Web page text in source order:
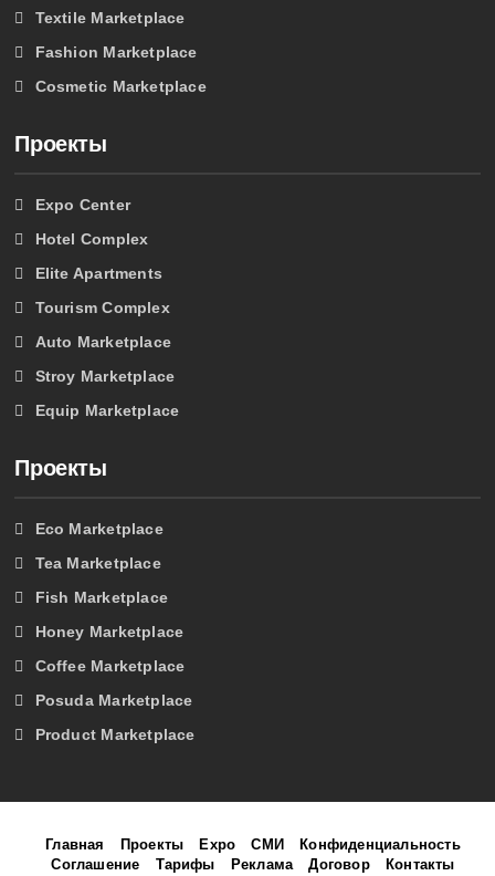
Textile Marketplace
Fashion Marketplace
Cosmetic Marketplace
Проекты
Expo Center
Hotel Complex
Elite Apartments
Tourism Complex
Auto Marketplace
Stroy Marketplace
Equip Marketplace
Проекты
Eco Marketplace
Tea Marketplace
Fish Marketplace
Honey Marketplace
Coffee Marketplace
Posuda Marketplace
Product Marketplace
Главная Проекты Expo СМИ
Конфиденциальность
Соглашение
Тарифы Реклама Договор Контакты